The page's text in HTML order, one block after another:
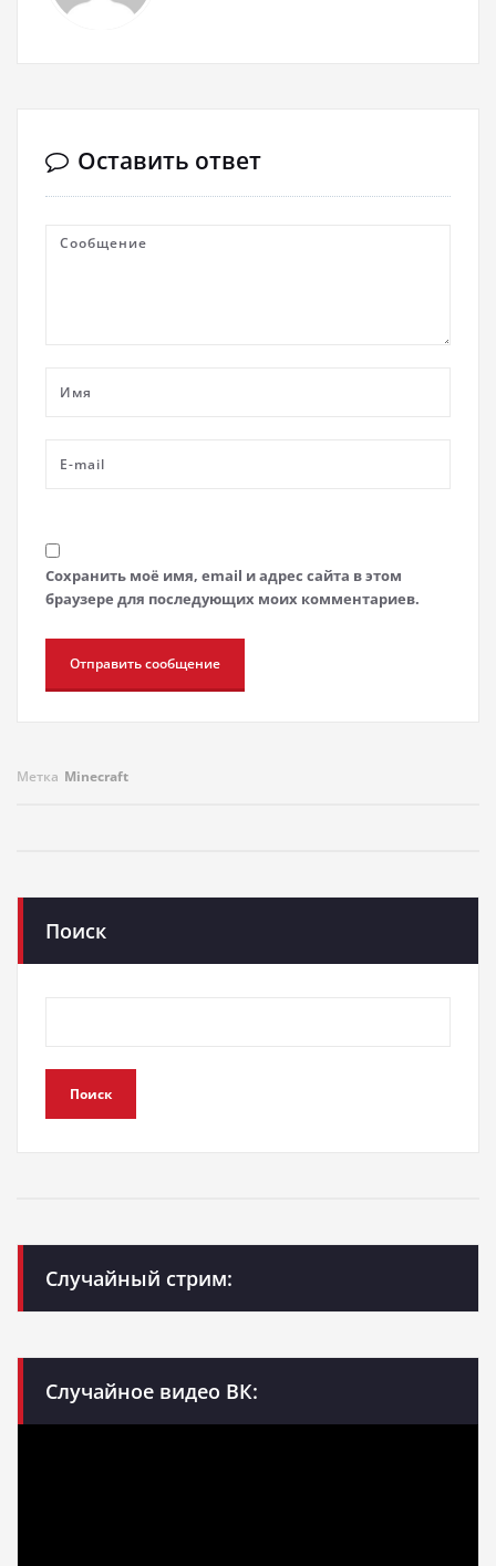
Оставить ответ
Сохранить моё имя, email и адрес сайта в этом
браузере для последующих моих комментариев.
Метка Minecraft
Поиск
Поиск
Случайный стрим:
Случайное видео ВК: